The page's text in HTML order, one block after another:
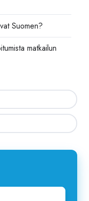
Suomen?
matkailun